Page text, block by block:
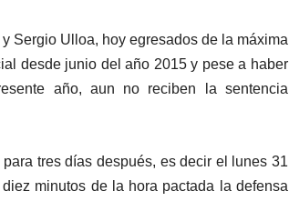
Sergio Ulloa, hoy egresados de la máxima
desde junio del año 2015 y pese a haber
año, aun no reciben la sentencia
tres días después, es decir el lunes 31
minutos de la hora pactada la defensa